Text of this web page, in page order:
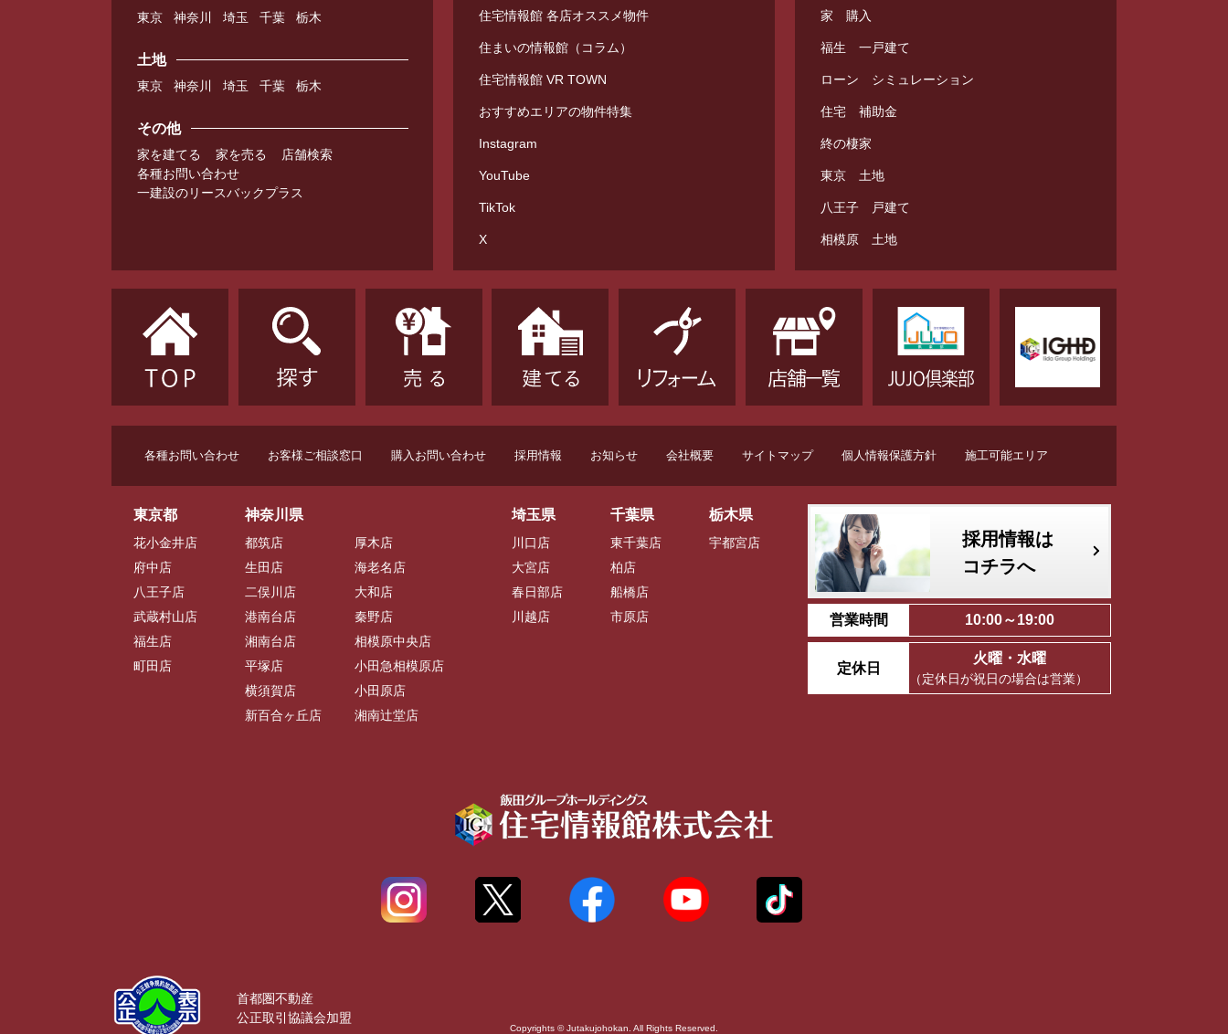
東京 神奈川 埼玉 千葉 栃木
土地
東京 神奈川 埼玉 千葉 栃木
その他
家を建てる 家を売る
店舗検索
各種お問い合わせ
一建設のリースバックプラス
住宅情報館 各店オススメ物件
住まいの情報館（コラム）
住宅情報館 VR TOWN
おすすめエリアの物件特集
Instagram
YouTube
TikTok
X
家 購入
福生 一戸建て
ローン シミュレーション
住宅 補助金
終の棲家
東京 土地
八王子 戸建て
相模原 土地
各種お問い合わせ お客様ご相談窓口 購入お問い合わせ 採用情報 お知らせ 会社概要 サイトマップ 個人情報保護方針 施工可能エリア
東京都
花小金井店
府中店
八王子店
武蔵村山店
福生店
町田店
神奈川県
都筑店
生田店
二俣川店
港南台店
湘南台店
平塚店
横須賀店
新百合ヶ丘店
厚木店
海老名店
大和店
秦野店
相模原中央店
小田急相模原店
小田原店
湘南辻堂店
埼玉県
川口店
大宮店
春日部店
川越店
千葉県
東千葉店
柏店
船橋店
市原店
栃木県
宇都宮店
採用情報は
コチラへ
営業時間 10:00～19:00
定休日
火曜・水曜
（定休日が祝日の場合は営業）
Copyrights © Jutakujohokan. All Rights Reserved.
首都圏不動産
公正取引協議会加盟